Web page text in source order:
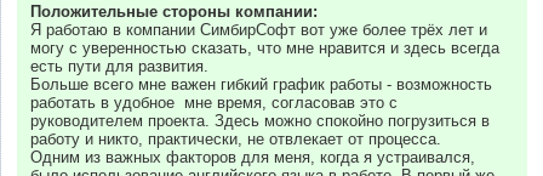
Положительные стороны компании:
Я работаю в компании СимбирСофт вот уже более трёх лет и
могу с уверенностью сказать, что мне нравится и здесь всегда
есть пути для развития.
Больше всего мне важен гибкий график работы - возможность
работать в удобное мне время, согласовав это с
руководителем проекта. Здесь можно спокойно погрузиться в
работу и никто, практически, не отвлекает от процесса.
Одним из важных факторов для меня, когда я устраивался,